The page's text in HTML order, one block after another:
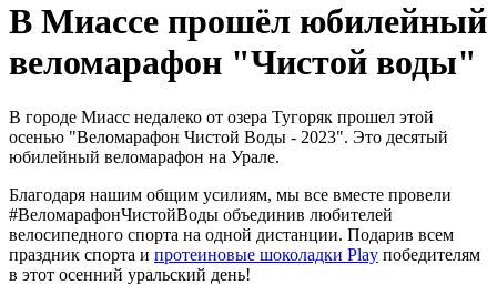
В Миассе прошёл юбилейный
веломарафон "Чистой воды"
В городе Миасс недалеко от озера Тугоряк прошел этой
осенью "Веломарафон Чистой Воды - 2023". Это десятый
юбилейный веломарафон на Урале.
Благодаря нашим общим усилиям, мы все вместе провели
#ВеломарафонЧистойВоды объединив любителей
велосипедного спорта на одной дистанции. Подарив всем
праздник спорта и протеиновые шоколадки Play победителям
в этот осенний уральский день!